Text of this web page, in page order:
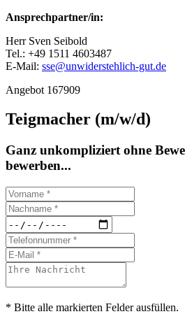
Ansprechpartner/in:
Herr Sven Seibold
Tel.: +49 1511 4603487
E-Mail: sse@unwiderstehlich-gut.de
Angebot 167909
Teigmacher (m/w/d)
Ganz unkompliziert ohne
bewerben...
* Bitte alle markierten Felder ausfüllen.